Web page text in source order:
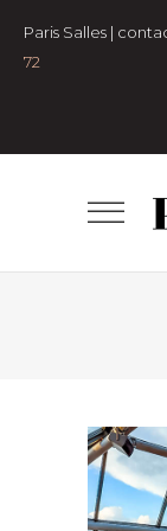
Paris Salles |
72
mitzvah
Store
- 50 pers